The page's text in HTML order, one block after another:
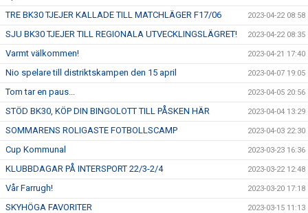
TRE BK30 TJEJER KALLADE TILL MATCHLÄGER F17/06 2023-04-22 08:58
SJU BK30 TJEJER TILL REGIONALA UTVECKLINGSLÄGRET! 2023-04-22 08:35
Varmt välkommen! 2023-04-21 17:40
Nio spelare till distriktskampen den 15 april 2023-04-07 19:05
Tom tar en paus... 2023-04-05 20:56
STÖD BK30, KÖP DIN BINGOLOTT TILL PÅSKEN HÄR 2023-04-04 13:29
SOMMARENS ROLIGASTE FOTBOLLSCAMP 2023-04-03 22:30
Cup Kommunal 2023-03-23 16:36
KLUBBDAGAR PÅ INTERSPORT 22/3-2/4 2023-03-22 12:48
Vår Farrugh! 2023-03-20 17:18
SKYHÖGA FAVORITER 2023-03-15 11:13